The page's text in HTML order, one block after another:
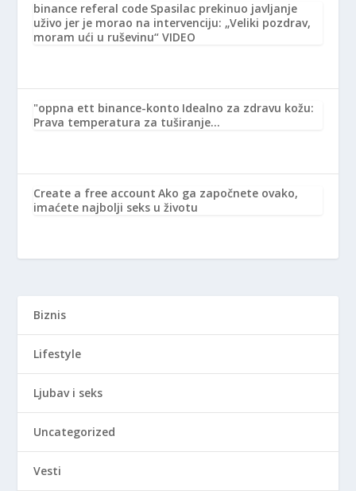
binance referal code Spasilac prekinuo javljanje
uživo jer je morao na intervenciju: „Veliki pozdrav,
moram ući u ruševinu“ VIDEO
"oppna ett binance-konto Idealno za zdravu kožu:
Prava temperatura za tuširanje…
Create a free account Ako ga započnete ovako,
imaćete najbolji seks u životu
Biznis
Lifestyle
Ljubav i seks
Uncategorized
Vesti